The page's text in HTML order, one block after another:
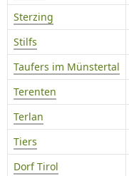
Sterzing
Stilfs
Taufers im Münstertal
Terenten
Terlan
Tiers
Dorf Tirol